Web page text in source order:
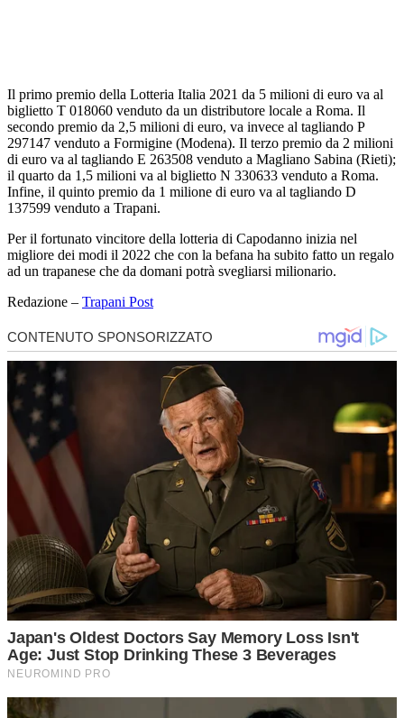
Il primo premio della Lotteria Italia 2021 da 5 milioni di euro va al
biglietto T 018060 venduto da un distributore locale a Roma. Il
secondo premio da 2,5 milioni di euro, va invece al tagliando P
297147 venduto a Formigine (Modena). Il terzo premio da 2 milioni
di euro va al tagliando E 263508 venduto a Magliano Sabina (Rieti);
il quarto da 1,5 milioni va al biglietto N 330633 venduto a Roma.
Infine, il quinto premio da 1 milione di euro va al tagliando D
137599 venduto a Trapani.
Per il fortunato vincitore della lotteria di Capodanno inizia nel
migliore dei modi il 2022 che con la befana ha subito fatto un regalo
ad un trapanese che da domani potrà svegliarsi milionario.
Redazione – Trapani Post